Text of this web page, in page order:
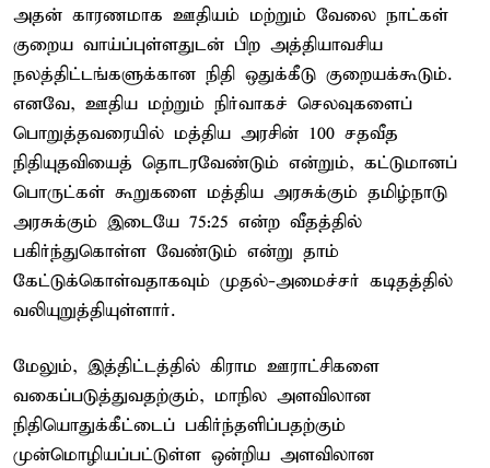
அதன் காரணமாக ஊதியம் மற்றும் வேலை நாட்கள்
குறைய வாய்ப்புள்ளதுடன் பிற அத்தியாவசிய
நலத்திட்டங்களுக்கான நிதி ஒதுக்கீடு குறையக்கூடும்.
எனவே, ஊதிய மற்றும் நிர்வாகச் செலவுகளைப்
பொறுத்தவரையில் மத்திய அரசின் 100 சதவீத
நிதியுதவியைத் தொடரவேண்டும் என்றும், கட்டுமானப்
பொருட்கள் கூறுகளை மத்திய அரசுக்கும் தமிழ்நாடு
அரசுக்கும் இடையே 75:25 என்ற வீதத்தில்
பகிர்ந்துகொள்ள வேண்டும் என்று தாம்
கேட்டுக்கொள்வதாகவும் முதல்-அமைச்சர் கடிதத்தில்
வலியுறுத்தியுள்ளார்.
மேலும், இத்திட்டத்தில் கிராம ஊராட்சிகளை
வகைப்படுத்துவதற்கும், மாநில அளவிலான
நிதியொதுக்கீட்டைப் பகிர்ந்தளிப்பதற்கும்
முன்மொழியப்பட்டுள்ள ஒன்றிய அளவிலான